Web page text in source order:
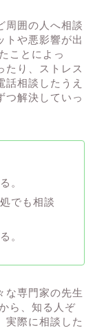
周囲の人へ相談
トや悪影響が出
ことによっ
たり、ストレス
話相談したうえ
つ解決していっ
。
でも相談
。
な専門家の先生
ら、知る人ぞ
実際に相談した